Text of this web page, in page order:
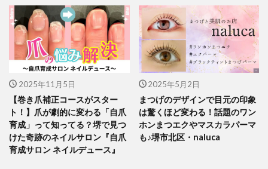
2025年11月5日
【巻き爪補正コースがスター
ト！】爪が劇的に変わる「自爪
育成」って知ってる？堺で見つ
けた奇跡のネイルサロン『自爪
育成サロン ネイルデュース』
2025年5月2日
まつげのデザインで目元の印象
は驚くほど変わる！話題のワン
ホンまつエクやマスカラパーマ
も♪堺市北区・naluca